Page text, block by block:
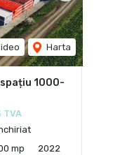
Harta
1000-
TVA
mp 2022